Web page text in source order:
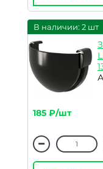
В наличии: 2 шт
185 ₽/шт